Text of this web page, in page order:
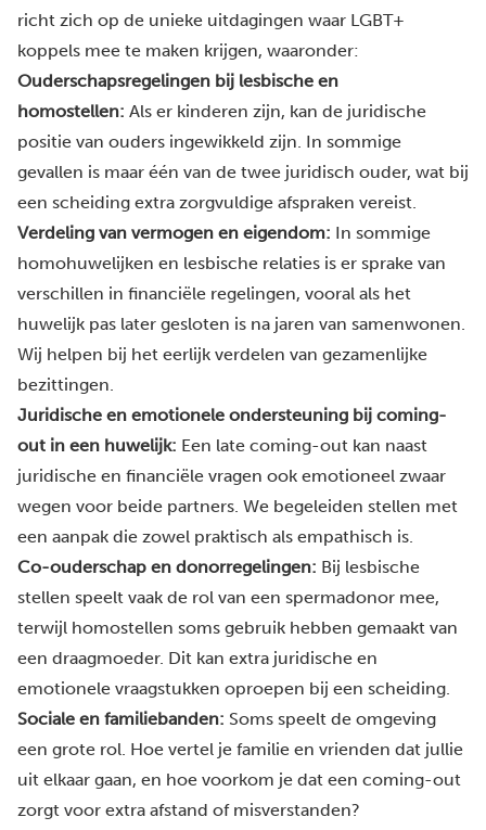
richt zich op de unieke uitdagingen waar LGBT+
koppels mee te maken krijgen, waaronder:
Ouderschapsregelingen bij lesbische en
homostellen: Als er kinderen zijn, kan de juridische
positie van ouders ingewikkeld zijn. In sommige
gevallen is maar één van de twee juridisch ouder, wat bij
een scheiding extra zorgvuldige afspraken vereist.
Verdeling van vermogen en eigendom: In sommige
homohuwelijken en lesbische relaties is er sprake van
verschillen in financiële regelingen, vooral als het
huwelijk pas later gesloten is na jaren van samenwonen.
Wij helpen bij het eerlijk verdelen van gezamenlijke
bezittingen.
Juridische en emotionele ondersteuning bij coming-
out in een huwelijk: Een late coming-out kan naast
juridische en financiële vragen ook emotioneel zwaar
wegen voor beide partners. We begeleiden stellen met
een aanpak die zowel praktisch als empathisch is.
Co-ouderschap en donorregelingen: Bij lesbische
stellen speelt vaak de rol van een spermadonor mee,
terwijl homostellen soms gebruik hebben gemaakt van
een draagmoeder. Dit kan extra juridische en
emotionele vraagstukken oproepen bij een scheiding.
Sociale en familiebanden: Soms speelt de omgeving
een grote rol. Hoe vertel je familie en vrienden dat jullie
uit elkaar gaan, en hoe voorkom je dat een coming-out
zorgt voor extra afstand of misverstanden?